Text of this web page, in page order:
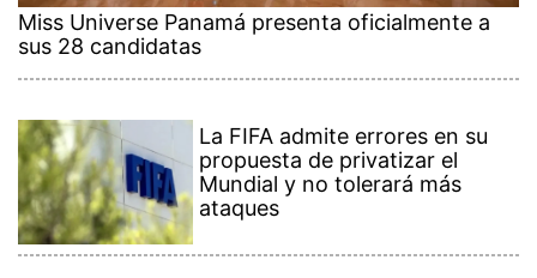
Miss Universe Panamá presenta oficialmente a
sus 28 candidatas
La FIFA admite errores en su
propuesta de privatizar el
Mundial y no tolerará más
ataques